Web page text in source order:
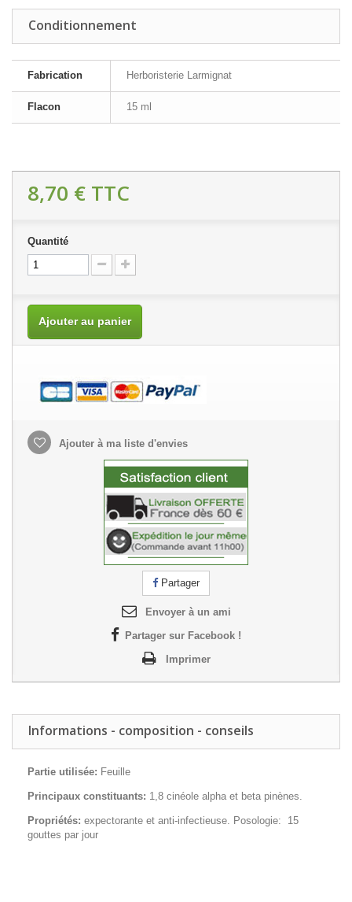
Conditionnement
Fabrication Herboristerie Larmignat
Flacon 15 ml
8,70 € TTC
Quantité
Ajouter au panier
Ajouter à ma liste d'envies
Partager
Envoyer à un ami
Partager sur Facebook !
Imprimer
Informations - composition - conseils
Partie utilisée: Feuille
Principaux constituants: 1,8 cinéole alpha et beta pinènes.
Propriétés: expectorante et anti-infectieuse. Posologie: 15
gouttes par jour